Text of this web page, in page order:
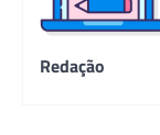
Redação